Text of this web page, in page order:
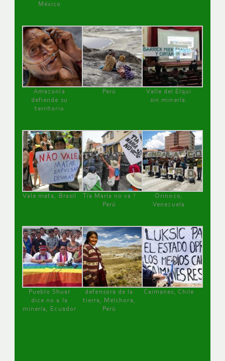
México
Amazonía
defiende su
territorio
Perú
Valle del Elqui
sin minería.
Vale mata, Brasil
Tía María no va !
Perú
Orinoco,
Venezuela
Pueblo Shuar
dice no a la
minería, Ecuador
defensora de la
tierra, Melchora,
Perú
Caimanes, Chile